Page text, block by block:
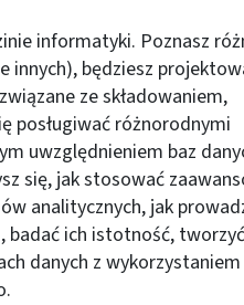
informatyki. Poznasz
innych), będziesz
ze składowaniem,
posługiwać różnorodnymi
uwzględnieniem baz
się, jak stosować
analitycznych, jak
badać ich istotność,
danych z wykorzystaniem